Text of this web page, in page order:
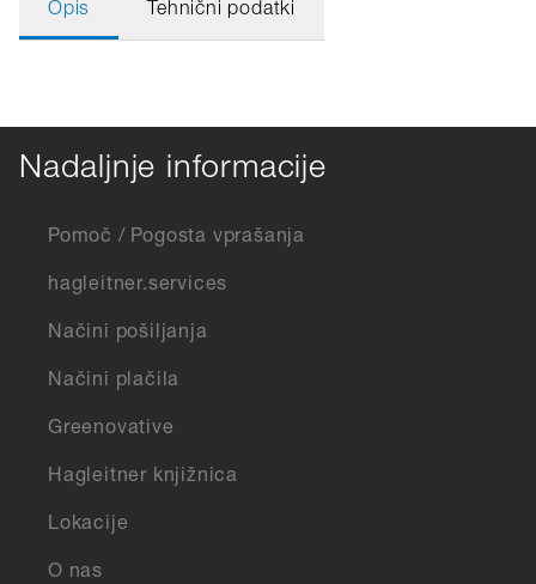
Opis Tehnični podatki
Nadaljnje informacije
Pomoč / Pogosta vprašanja
hagleitner.services
Načini pošiljanja
Načini plačila
Greenovative
Hagleitner knjižnica
Lokacije
O nas